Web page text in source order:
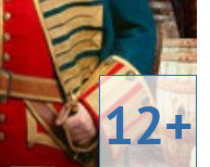
12+